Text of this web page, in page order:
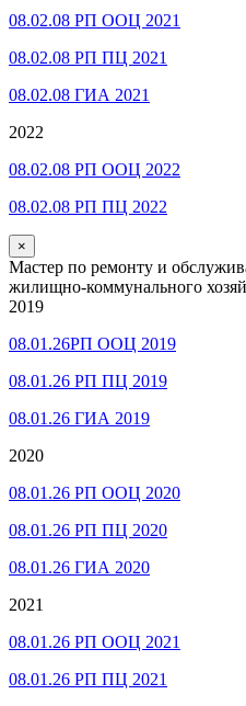
08.02.08 РП ООЦ 2021
08.02.08 РП ПЦ 2021
08.02.08 ГИА 2021
2022
08.02.08 РП ООЦ 2022
08.02.08 РП ПЦ 2022
×
Мастер по ремонту и
жилищно-коммунального
2019
08.01.26РП ООЦ 2019
08.01.26 РП ПЦ 2019
08.01.26 ГИА 2019
2020
08.01.26 РП ООЦ 2020
08.01.26 РП ПЦ 2020
08.01.26 ГИА 2020
2021
08.01.26 РП ООЦ 2021
08.01.26 РП ПЦ 2021